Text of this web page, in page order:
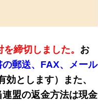
締切しました。 お
郵送、FAX、メール
効とします）また、
盟の返金方法は現金